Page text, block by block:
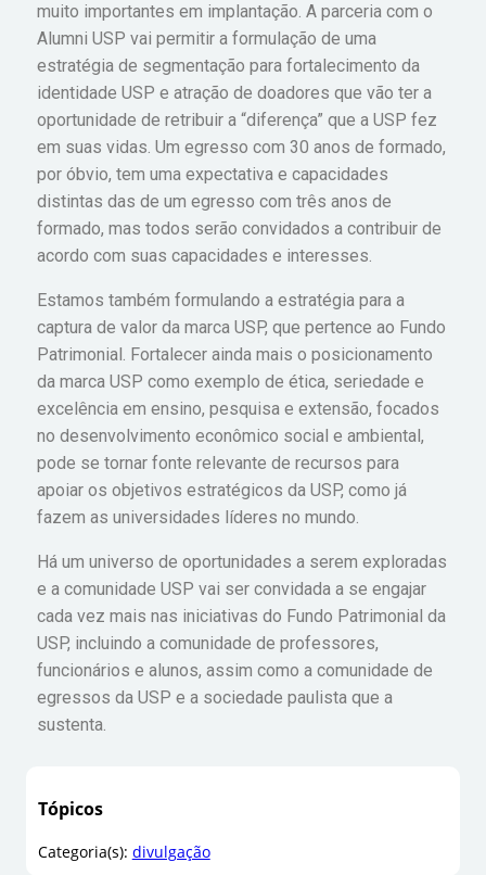
muito importantes em implantação. A parceria com o
Alumni USP vai permitir a formulação de uma
estratégia de segmentação para fortalecimento da
identidade USP e atração de doadores que vão ter a
oportunidade de retribuir a “diferença” que a USP fez
em suas vidas. Um egresso com 30 anos de formado,
por óbvio, tem uma expectativa e capacidades
distintas das de um egresso com três anos de
formado, mas todos serão convidados a contribuir de
acordo com suas capacidades e interesses.
Estamos também formulando a estratégia para a
captura de valor da marca USP, que pertence ao Fundo
Patrimonial. Fortalecer ainda mais o posicionamento
da marca USP como exemplo de ética, seriedade e
excelência em ensino, pesquisa e extensão, focados
no desenvolvimento econômico social e ambiental,
pode se tornar fonte relevante de recursos para
apoiar os objetivos estratégicos da USP, como já
fazem as universidades líderes no mundo.
Há um universo de oportunidades a serem exploradas
e a comunidade USP vai ser convidada a se engajar
cada vez mais nas iniciativas do Fundo Patrimonial da
USP, incluindo a comunidade de professores,
funcionários e alunos, assim como a comunidade de
egressos da USP e a sociedade paulista que a
sustenta.
Tópicos
Categoria(s): divulgação